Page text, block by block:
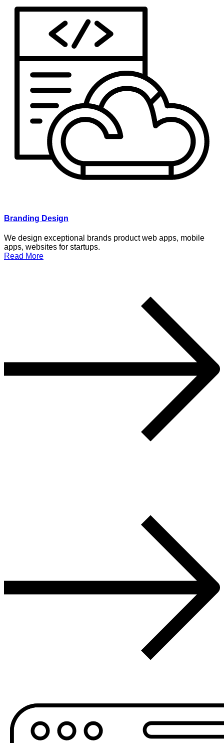
Branding Design
We design exceptional brands product web apps, mobile
apps, websites for startups.
Read More